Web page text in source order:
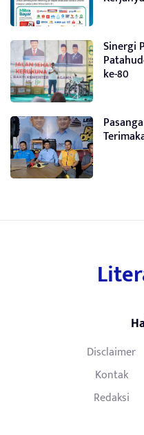
Sinergi
ke-80
Disclaimer
Kontak
Redaksi